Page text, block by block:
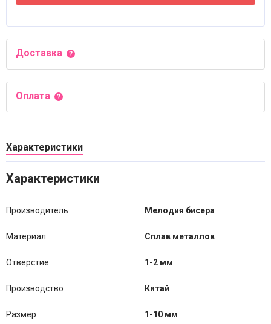
Доставка
Оплата
Характеристики
Характеристики
Производитель Мелодия бисера
Материал Сплав металлов
Отверстие 1-2 мм
Производство Китай
Размер 1-10 мм